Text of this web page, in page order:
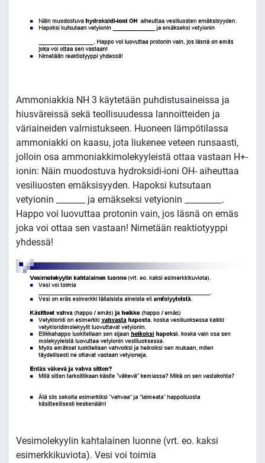
Ammoniakkia NH 3 käytetään puhdistusaineissa ja
hiusväreissä sekä teollisuudessa lannoitteiden ja
väriaineiden valmistukseen. Huoneen lämpötilassa
ammoniakki on kaasu, jota liukenee veteen runsaasti,
jolloin osa ammoniakkimolekyyleistä ottaa vastaan H+-
ionin: Näin muodostuva hydroksidi-ioni OH- aiheuttaa
vesiliuosten emäksisyyden. Hapoksi kutsutaan
vetyionin _______ ja emäkseksi vetyionin _________.
Happo voi luovuttaa protonin vain, jos läsnä on emäs
joka voi ottaa sen vastaan! Nimetään reaktiotyyppi
yhdessä!
Vesimolekyylin kahtalainen luonne (vrt. eo. kaksi
esimerkkikuviota). Vesi voi toimia